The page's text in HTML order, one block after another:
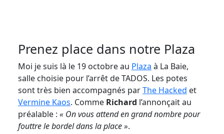
Prenez place dans notre Plaza
Moi je suis là le 19 octobre au Plaza à La Baie,
salle choisie pour l’arrêt de TADOS. Les potes
sont très bien accompagnés parThe Hacked et
Vermine Kaos. Comme Richard l’annonçait au
préalable : « On vous attend en grand nombre pour
fouttre le bordel dans la place ».